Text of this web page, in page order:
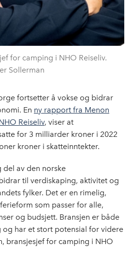
for camping i NHO Reiseliv.
Sollerman
fortsetter å vokse og bidrar
En ny rapport fra Menon
Reiseliv, viser at
for 3 milliarder kroner i 2022
kroner i skatteinntekter.
del av den norske
til verdiskaping, aktivitet og
fylker. Det er en rimelig,
som passer for alle,
og budsjett. Bransjen er både
har et stort potensial for videre
bransjesjef for camping i NHO